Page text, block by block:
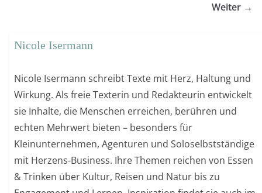
Weiter →
Nicole Isermann
Nicole Isermann schreibt Texte mit Herz, Haltung und
Wirkung. Als freie Texterin und Redakteurin entwickelt
sie Inhalte, die Menschen erreichen, berühren und
echten Mehrwert bieten – besonders für
Kleinunternehmen, Agenturen und Soloselbstständige
mit Herzens-Business. Ihre Themen reichen von Essen
& Trinken über Kultur, Reisen und Natur bis zu